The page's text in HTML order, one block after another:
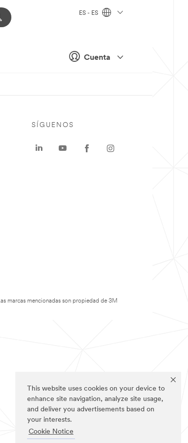
This website uses cookies on your device to
enhance site navigation, analyze site usage,
and deliver you advertisements based on
your interests.
Cookie Notice
Cuenta
ES - ES
SÍGUENOS
marcas mencionadas son propiedad de 3M